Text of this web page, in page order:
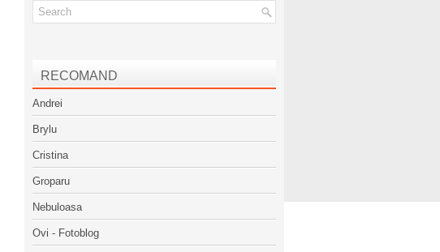
RECOMAND
Andrei
Brylu
Cristina
Groparu
Nebuloasa
Ovi - Fotoblog